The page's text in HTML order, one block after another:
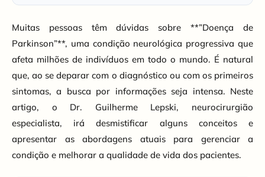
Muitas pessoas têm dúvidas sobre **”Doença de
Parkinson”**, uma condição neurológica progressiva que
afeta milhões de indivíduos em todo o mundo. É natural
que, ao se deparar com o diagnóstico ou com os primeiros
sintomas, a busca por informações seja intensa. Neste
artigo, o Dr. Guilherme Lepski, neurocirurgião
especialista, irá desmistificar alguns conceitos e
apresentar as abordagens atuais para gerenciar a
condição e melhorar a qualidade de vida dos pacientes.